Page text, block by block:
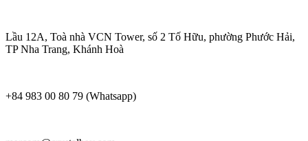
Lầu 12A, Toà nhà VCN Tower, số 2 Tố Hữu, phường Phước Hải,
TP Nha Trang, Khánh Hoà
+84 983 00 80 79 (Whatsapp)